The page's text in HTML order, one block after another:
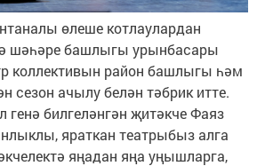
өлеше котлаулардан
шәһәре башлыгы урынбасары
коллективын район башлыгы һәм
сезон ачылу белән тәбрик итте.
генә билгеләнгән җитәкче Фаяз
яраткан театрыбыз алга
яңадан яңа уңышларга,